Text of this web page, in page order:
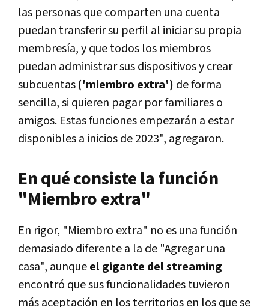
las personas que comparten una cuenta
puedan transferir su perfil al iniciar su propia
membresía, y que todos los miembros
puedan administrar sus dispositivos y crear
subcuentas('miembro extra') de forma
sencilla, si quieren pagar por familiares o
amigos. Estas funciones empezarán a estar
disponibles a inicios de 2023", agregaron.
En qué consiste la función
"Miembro extra"
En rigor, "Miembro extra" no es una función
demasiado diferente a la de "Agregar una
casa", aunqueel gigante del streaming
encontró que sus funcionalidades tuvieron
más aceptación en los territorios en los que se